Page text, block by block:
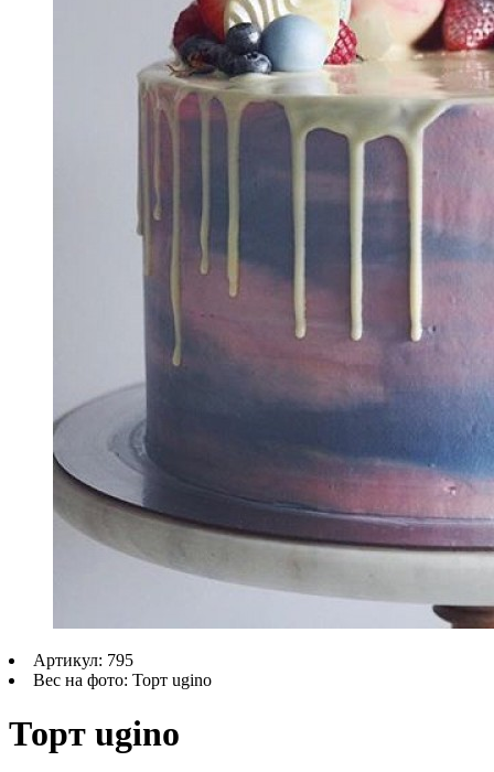
Артикул: 795
Вес на фото: Торт ugino
Торт ugino